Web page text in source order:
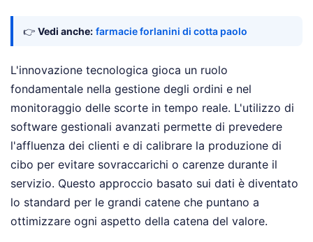
👉 Vedi anche: farmacie forlanini di cotta paolo
L'innovazione tecnologica gioca un ruolo
fondamentale nella gestione degli ordini e nel
monitoraggio delle scorte in tempo reale. L'utilizzo di
software gestionali avanzati permette di prevedere
l'affluenza dei clienti e di calibrare la produzione di
cibo per evitare sovraccarichi o carenze durante il
servizio. Questo approccio basato sui dati è diventato
lo standard per le grandi catene che puntano a
ottimizzare ogni aspetto della catena del valore.